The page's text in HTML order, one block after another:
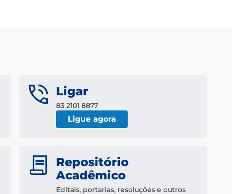
Ligar
83 2101 8877
Ligue agora
Repositório
Acadêmico
Editais, portarias, resoluções e outros